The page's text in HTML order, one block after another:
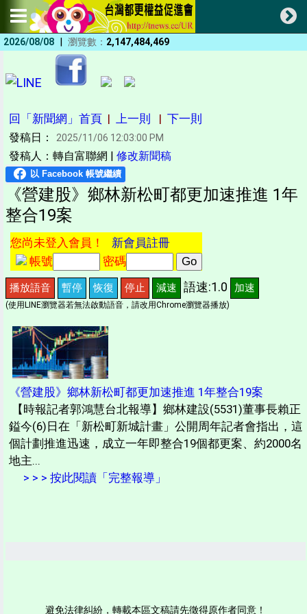
2026/08/08 | 瀏覽數： 2,147,484,469
回「新聞網」首頁 | 上一則 | 下一則
發稿日： 2025/11/06 12:03:00 PM
發稿人：轉自富聯網 | 修改新聞稿
《營建股》鄉林新松町都更加速推進 1年
整合19案
您尚未登入會員！ 新會員註冊
帳號
密碼
播放語音 暫停 恢復 停止 減速 語速:1.0 加速
(使用LINE瀏覽器若無法啟動語音，請改用Chrome瀏覽器播放)
《營建股》鄉林新松町都更加速推進 1年整合19案
【時報記者郭鴻慧台北報導】鄉林建設(5531)董事長賴正
鎰今(6)日在「新松町新城計畫」公開周年記者會指出，這
個計劃推進迅速，成立一年即整合19個都更案、約2000名
地主...
> > > 按此閱讀「完整報導」
避免法律糾紛，轉載本區文稿請先徵得原作者同意！